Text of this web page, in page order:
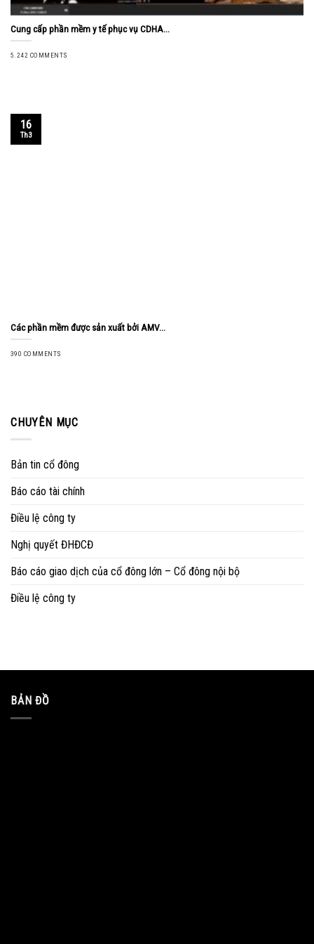
Cung cấp phần mềm y tế phục vụ CDHA...
5.242 COMMENTS
Các phần mềm được sản xuất bởi AMV...
390 COMMENTS
16
Th3
CHUYÊN MỤC
Bản tin cổ đông
Báo cáo tài chính
Điều lệ công ty
Nghị quyết ĐHĐCĐ
Báo cáo giao dịch của cổ đông lớn – Cổ đông nội bộ
Điều lệ công ty
BẢN ĐỒ